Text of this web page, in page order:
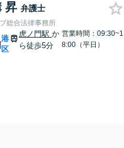
昇 弁護士
総合法律事務所
|
港
区
虎ノ門駅 か
ら徒歩5分
営業時間：09:30~1
8:00（平日）